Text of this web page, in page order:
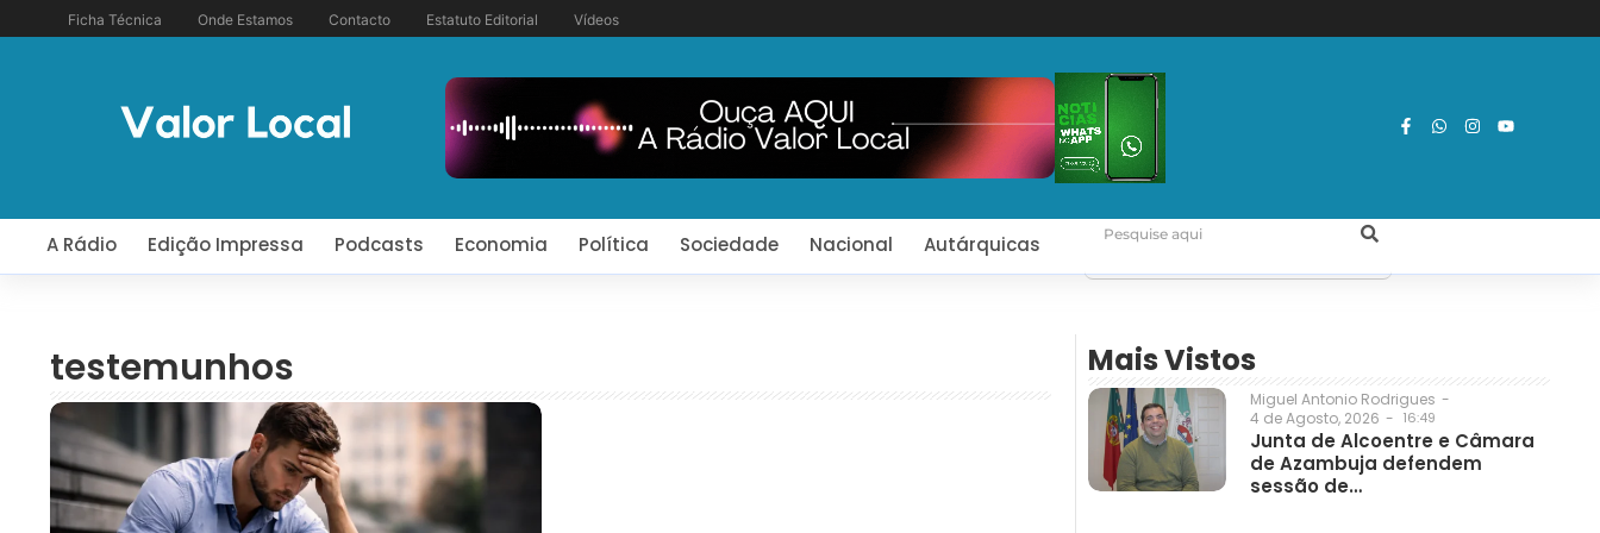
Ficha Técnica Onde Estamos Contacto Estatuto Editorial Vídeos
A Rádio Edição Impressa Podcasts Economia Política Sociedade Nacional Autárquicas
testemunhos Mais Vistos
Miguel Antonio Rodrigues -
4 de Agosto, 2026 - 16:49
Junta de Alcoentre e Câmara
de Azambuja defendem
sessão de…